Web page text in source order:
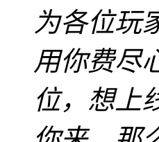
为各位玩
用你费尽
位，想上